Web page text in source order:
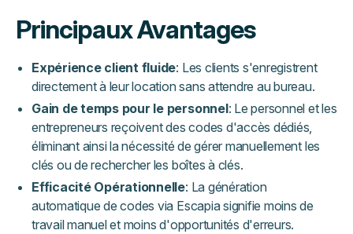
Principaux Avantages
Expérience client fluide: Les clients s'enregistrent
directement à leur location sans attendre au bureau.
Gain de temps pour le personnel: Le personnel et les
entrepreneurs reçoivent des codes d'accès dédiés,
éliminant ainsi la nécessité de gérer manuellement les
clés ou de rechercher les boîtes à clés.
Efficacité Opérationnelle: La génération
automatique de codes via Escapia signifie moins de
travail manuel et moins d'opportunités d'erreurs.